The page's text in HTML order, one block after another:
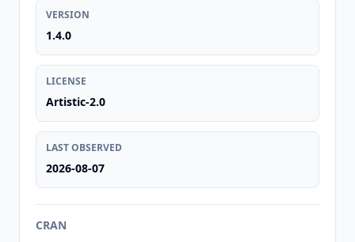
VERSION
1.4.0
LICENSE
Artistic-2.0
LAST OBSERVED
2026-08-07
CRAN